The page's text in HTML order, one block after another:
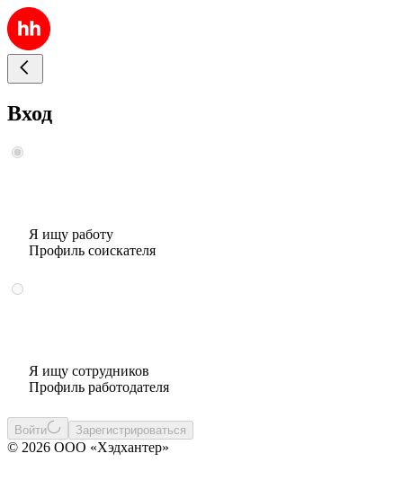
Вход
Я ищу работу
Профиль соискателя
Я ищу сотрудников
Профиль работодателя
Войти Зарегистрироваться
© 2026 ООО «Хэдхантер»